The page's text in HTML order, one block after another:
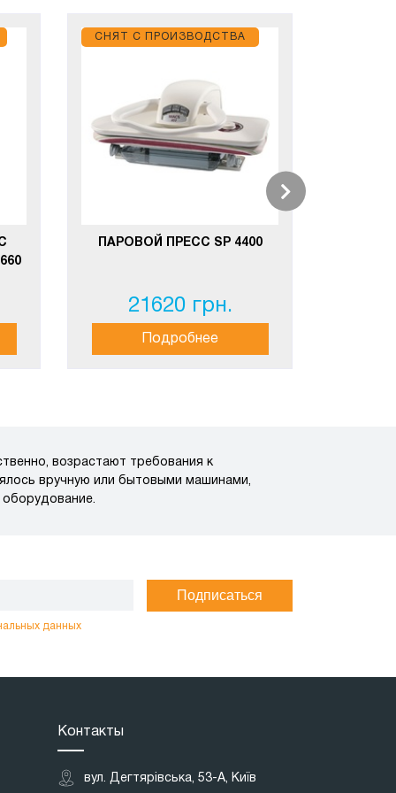
СНЯТ С ПРОИЗВОДСТВА
ПАРОВОЙ ПРЕСС SP 4400
21620 грн.
Подробнее
возрастают требования к
вручную или бытовыми машинами,
оборудование.
данных
Подписаться
Контакты
вул. Дегтярівська, 53-А, Київ